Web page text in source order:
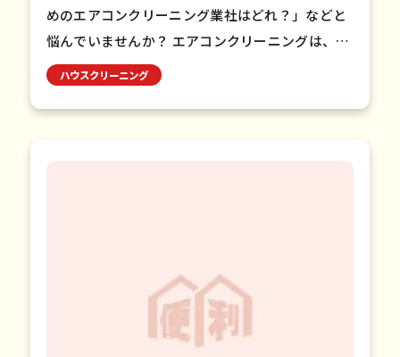
めのエアコンクリーニング業社はどれ？」などと
悩んでいませんか？ エアコンクリーニングは、カ
ビや汚れを除去して快適な空間を取り戻す効果的
ハウスクリーニング